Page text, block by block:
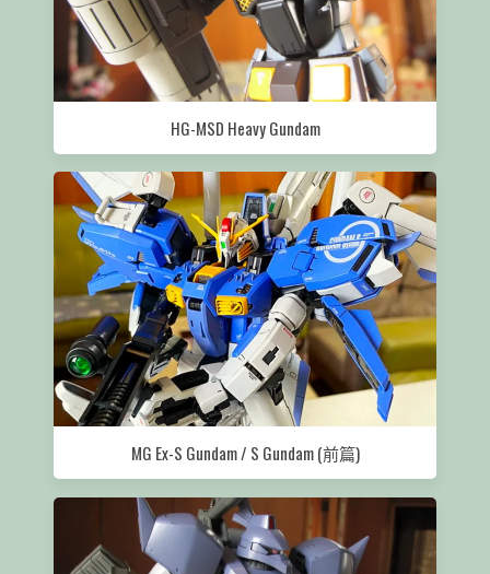
HG-MSD Heavy Gundam
MG Ex-S Gundam / S Gundam (前篇)